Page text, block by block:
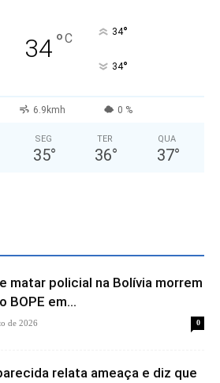
34°C 34°
34°
6.9kmh 0 %
SEG
35°
TER
36°
QUA
37°
matar policial na Bolívia morrem
BOPE em...
de 2026 0
relata ameaça e diz que